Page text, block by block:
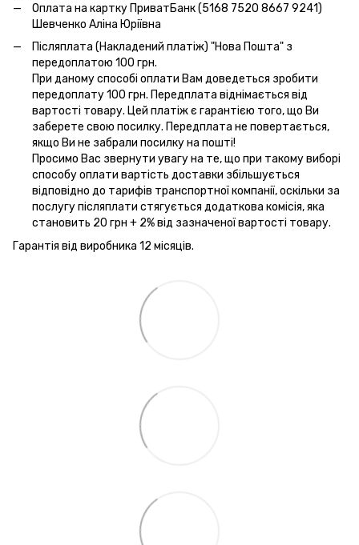
Оплата на картку ПриватБанк (5168 7520 8667 9241)
Шевченко Аліна Юріївна
Післяплата (Накладений платіж) "Нова Пошта" з
передоплатою 100 грн.
При даному способі оплати Вам доведеться зробити
передоплату 100 грн. Передплата віднімається від
вартості товару. Цей платіж є гарантією того, що Ви
заберете свою посилку. Передплата не повертається,
якщо Ви не забрали посилку на пошті!
Просимо Вас звернути увагу на те, що при такому виборі
способу оплати вартість доставки збільшується
відповідно до тарифів транспортної компанії, оскільки за
послугу післяплати стягується додаткова комісія, яка
становить 20 грн + 2% від зазначеної вартості товару.
Гарантія від виробника 12 місяців.